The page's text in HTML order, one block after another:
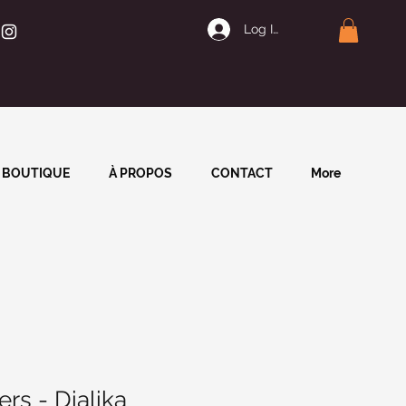
Log In | Join
BOUTIQUE À PROPOS CONTACT More
- Dialika